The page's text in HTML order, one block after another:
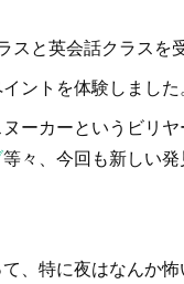
と英会話クラスを受
ントを体験しました。
ーカーというビリ
等々、今回も新しい
、特に夜はなんか怖